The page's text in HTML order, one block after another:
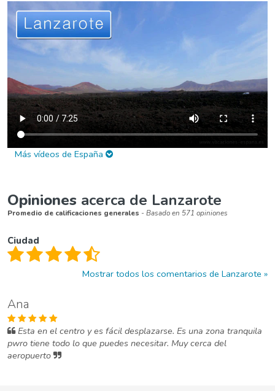
Más vídeos de España
Opiniones acerca de Lanzarote
Promedio de calificaciones generales - Basado en 571 opiniones
Ciudad
Mostrar todos los comentarios de Lanzarote
Ana
Esta en el centro y es fácil desplazarse. Es una zona tranquila
pwro tiene todo lo que puedes necesitar. Muy cerca del
aeropuerto